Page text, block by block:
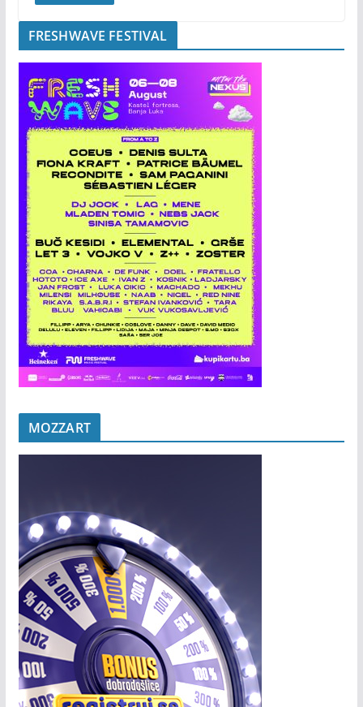
FRESHWAVE FESTIVAL
MOZZART